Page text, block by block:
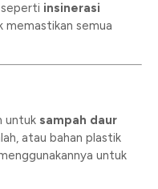
seperti insinerasi
memastikan semua
untuk sampah daur
atau bahan plastik
untuk